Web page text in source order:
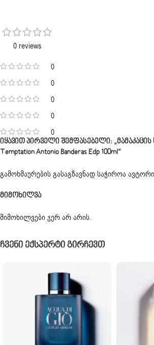
0 reviews
0
0
0
0
0
Მიმოხილვა
მიმოხილვები ჯერ არ არის.
Იყავით Პირველი Შემფასებელი: „მამაკაცის
Temptation Antonio Banderas Edp 100ml“
გამოხმაურების გასაგზავნად საჭიროა
Ჩვენი Ექსპერტი Გირჩევთ